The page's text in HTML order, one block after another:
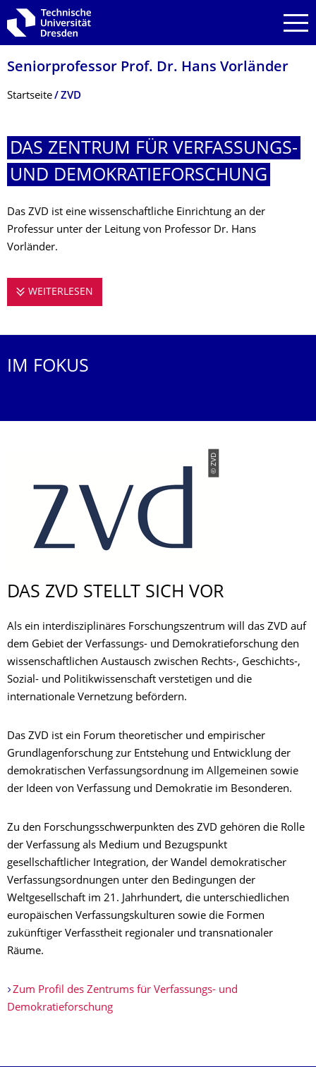
Zur Hauptnavigation springen
Zur Suche springen
Zum Inhalt springen
Seniorprofessor Prof. Dr. Hans Vorländer
Breadcrumb-Menü
Startseite ZVD
DAS ZENTRUM FÜR VERFASSUNGS-
UND DEMOKRATIEFOR­SCHUNG
Das ZVD ist eine wissenschaftliche Einrichtung an der
Professur unter der Leitung von Professor Dr. Hans
Vorländer.
WEITERLESEN
IM FOKUS
© ZVD
DAS ZVD STELLT SICH VOR
Als ein interdisziplinäres Forschungszentrum will das ZVD auf
dem Gebiet der Verfassungs- und Demokratieforschung den
wissenschaftlichen Austausch zwischen Rechts-, Geschichts-,
Sozial- und Politikwissenschaft verstetigen und die
internationale Vernetzung befördern.
Das ZVD ist ein Forum theoretischer und empirischer
Grundlagenforschung zur Entstehung und Entwicklung der
demokratischen Verfassungsordnung im Allgemeinen sowie
der Ideen von Verfassung und Demokratie im Besonderen.
Zu den Forschungsschwerpunkten des ZVD gehören die Rolle
der Verfassung als Medium und Bezugspunkt
gesellschaftlicher Integration, der Wandel demokratischer
Verfassungsordnungen unter den Bedingungen der
Weltgesellschaft im 21. Jahrhundert, die unterschiedlichen
europäischen Verfassungskulturen sowie die Formen
zukünftiger Verfasstheit regionaler und transnationaler
Räume.
Zum Profil des Zentrums für Verfassungs- und
Demokratieforschung